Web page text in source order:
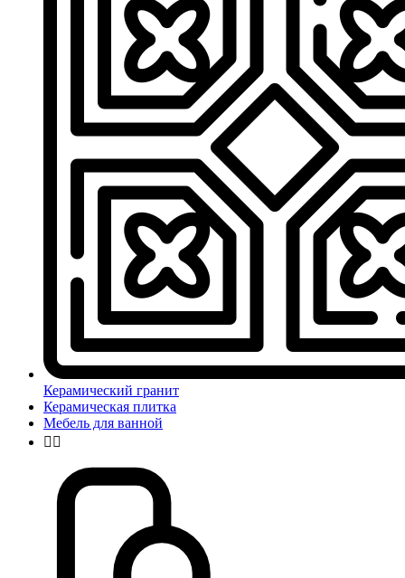
Керамический гранит
Керамическая плитка
Мебель для ванной
 